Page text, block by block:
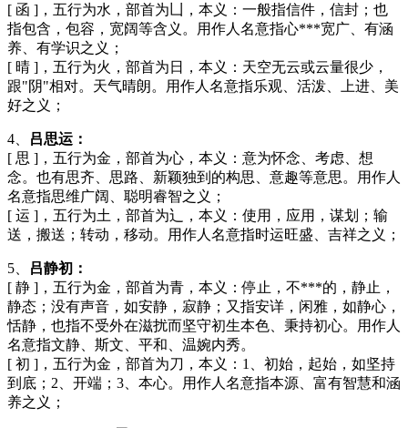
[ 函 ]，五行为水，部首为凵，本义：一般指信件，信封；也
指包含，包容，宽阔等含义。用作人名意指心***宽广、有涵
养、有学识之义；
[ 晴 ]，五行为火，部首为日，本义：天空无云或云量很少，
跟"阴"相对。天气晴朗。用作人名意指乐观、活泼、上进、美
好之义；
4、
吕思运：
[ 思 ]，五行为金，部首为心，本义：意为怀念、考虑、想
念。也有思齐、思路、新颖独到的构思、意趣等意思。用作人
名意指思维广阔、聪明睿智之义；
[ 运 ]，五行为土，部首为辶，本义：使用，应用，谋划；输
送，搬送；转动，移动。用作人名意指时运旺盛、吉祥之义；
5、
吕静初：
[ 静 ]，五行为金，部首为青，本义：停止，不***的，静止，
静态；没有声音，如安静，寂静；又指安详，闲雅，如静心，
恬静，也指不受外在滋扰而坚守初生本色、秉持初心。用作人
名意指文静、斯文、平和、温婉内秀。
[ 初 ]，五行为金，部首为刀，本义：1、初始，起始，如坚持
到底；2、开端；3、本心。用作人名意指本源、富有智慧和涵
养之义；